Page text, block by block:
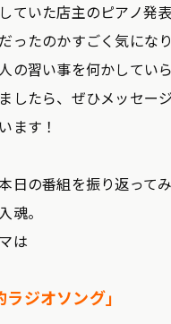
ていた店主のピアノ発
ったのかすごく気になり
の習い事を何かしてい
したら、ぜひメッセー
ます！
日の番組を振り返ってみ
魂。
は
ラジオソング」